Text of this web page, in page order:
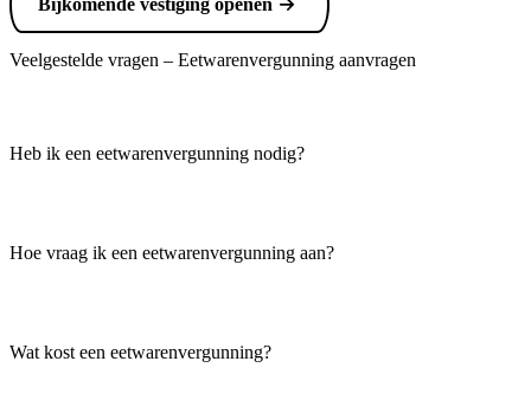
Bijkomende vestiging openen
Veelgestelde vragen – Eetwarenvergunning aanvragen
Heb ik een eetwarenvergunning nodig?
Hoe vraag ik een eetwarenvergunning aan?
Wat kost een eetwarenvergunning?